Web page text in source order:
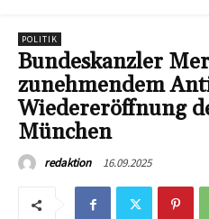
POLITIK
Bundeskanzler
zunehmendem
Wiedereröffnung
München
redaktion 16.09.2025